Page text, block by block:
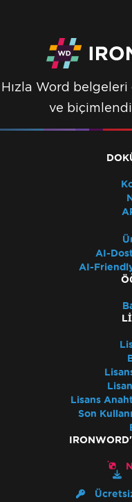
Hızla Word
ve
AI-
AI-
Lisans
Son